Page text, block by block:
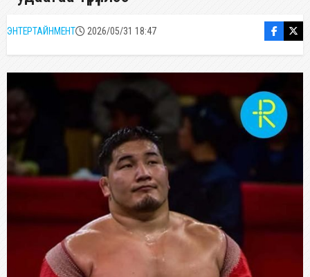
ЭНТЕРТАЙНМЕНТ 2026/05/31 18:47